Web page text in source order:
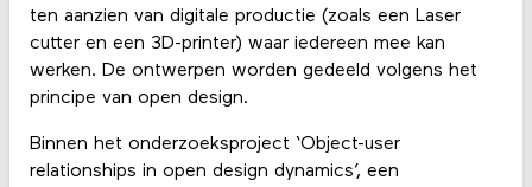
ten aanzien van digitale productie (zoals een Laser
cutter en een 3D-printer) waar iedereen mee kan
werken. De ontwerpen worden gedeeld volgens het
principe van open design.
Binnen het onderzoeksproject ‘Object-user
relationships in open design dynamics’, een